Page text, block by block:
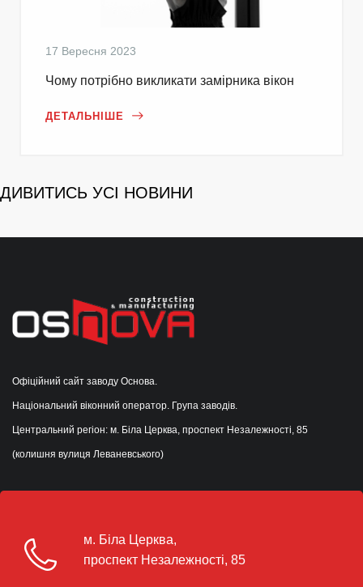
17 Вересня 2023
Чому потрібно викликати замірника вікон
ДЕТАЛЬНІШЕ
ДИВИТИСЬ УСІ НОВИНИ
Офіційний сайт заводу Основа.
Національний віконний оператор. Група заводів.
Центральний регіон: м. Біла Церква, проспект Незалежності, 85
(колишня вулиця Леваневського)
м. Біла Церква,
проспект Незалежності, 85